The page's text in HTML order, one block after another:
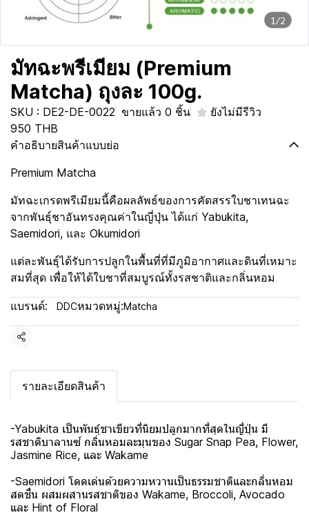
1/2
มัทฉะพรีเมียม (Premium
Matcha) ถุงละ 100g.
SKU : DE2-DE-0022 ขายแล้ว 0 ชิ้น
ยังไม่มีรีวิว
950 THB
คำอธิบายสินค้าแบบย่อ
Premium Matcha
มัทฉะเกรดพรีเมียมนี้คือผลลัพธ์ของการคัดสรรใบชาเทนฉะ
จากพันธุ์ชาอันทรงคุณค่าในญี่ปุ่น ได้แก่ Yabukita,
Saemidori, และ Okumidori
แต่ละพันธุ์ได้รับการปลูกในพื้นที่ที่มีภูมิอากาศและดินที่เหมาะ
สมที่สุด เพื่อให้ได้ใบชาที่สมบูรณ์ทั้งรสชาติและกลิ่นหอม
แบรนด์: DDCหมวดหมู่:Matcha
แชร์
รายละเอียดสินค้า
-Yabukita เป็นพันธุ์ชาเขียวที่นิยมปลูกมากที่สุดในญี่ปุ่น มี
รสชาติบาลานซ์ กลิ่นหอมละมุนของ Sugar Snap Pea, Flower,
Jasmine Rice, และ Wakame
-Saemidori โดดเด่นด้วยความหวานเป็นธรรมชาติและกลิ่นหอม
สดชื่น ผสมผสานรสชาติของ Wakame, Broccoli, Avocado
และ Hint of Floral